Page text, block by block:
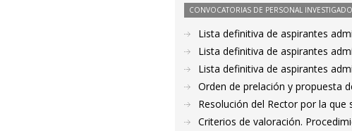
CONVOCATORIAS DE PERSONAL
Lista definitiva de aspirantes
Lista definitiva de aspirantes
Lista definitiva de aspirantes
Orden de prelación y propuesta
Resolución del Rector por la
Criterios de valoración.